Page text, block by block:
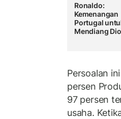
Ronaldo:
Kemenangan
Portugal
Mendiang
Persoalan
persen
97 persen
usaha.